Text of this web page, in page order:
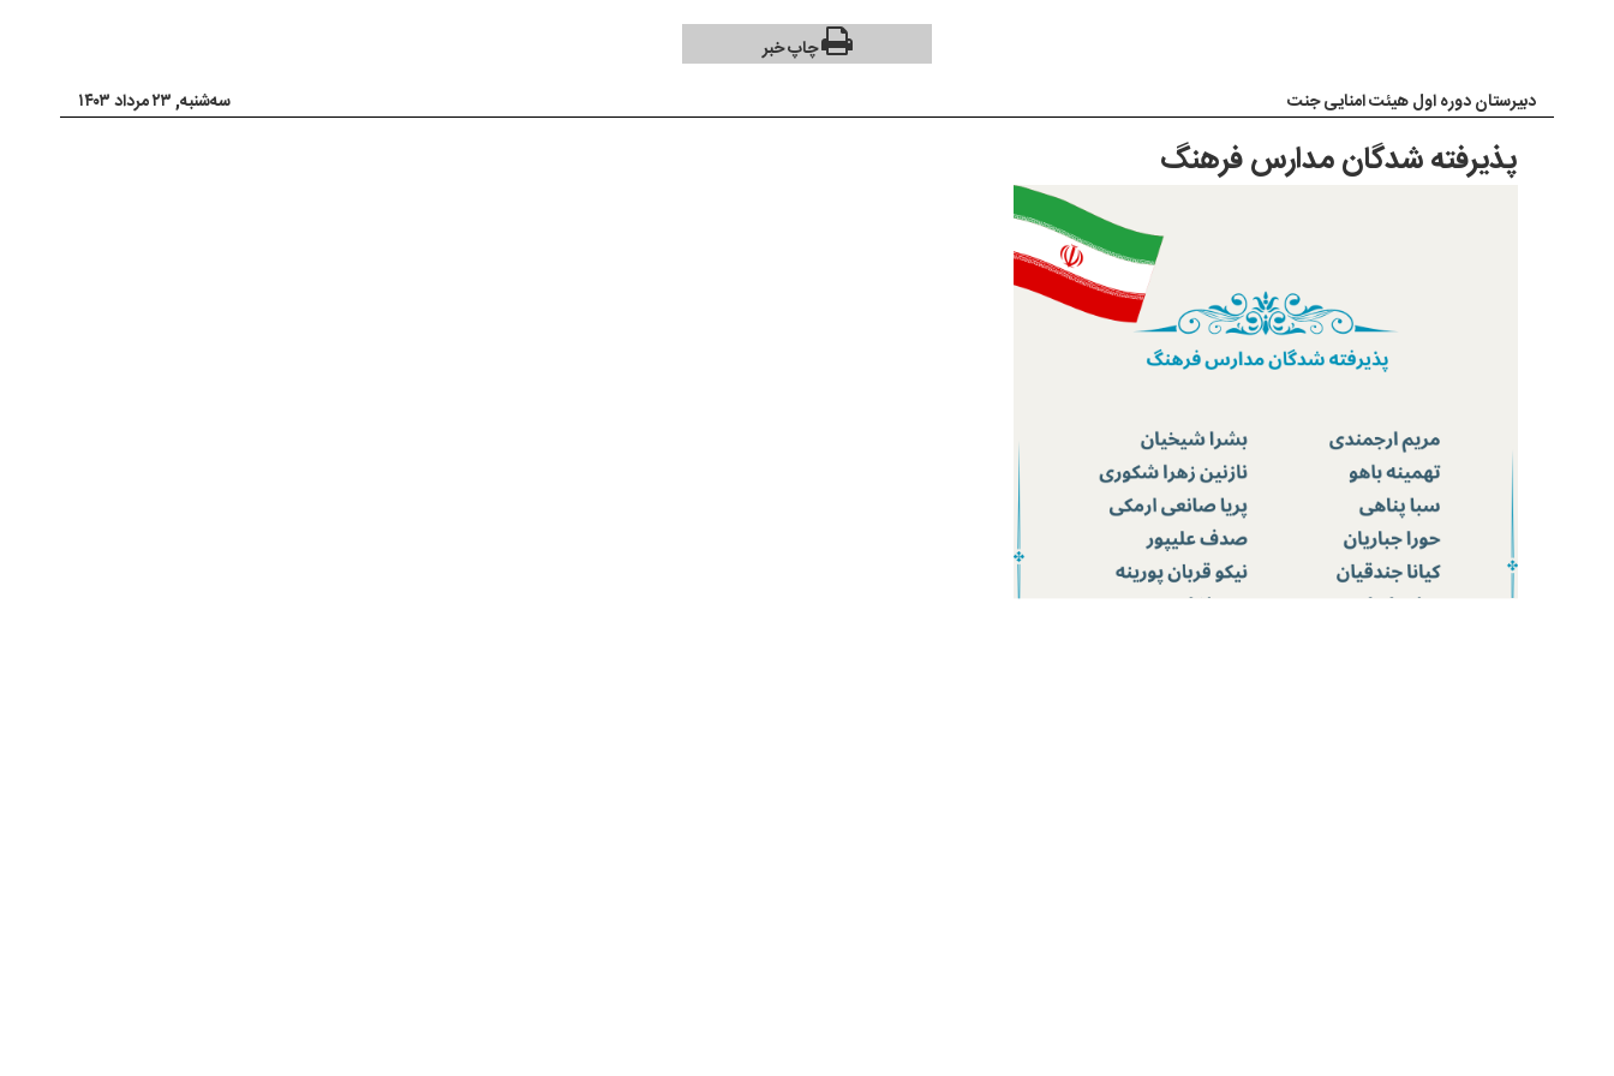
چاپ خبر
دبیرستان دوره اول هیئت امنایی جنت
سه‌شنبه, ۲۳ مرداد ۱۴۰۳
پذیرفته شدگان مدارس فرهنگ